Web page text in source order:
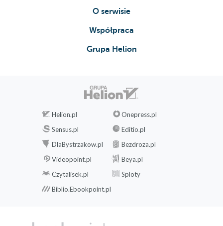
O serwisie
Współpraca
Grupa Helion
Helion.pl
Onepress.pl
Sensus.pl
Editio.pl
DlaBystrzakow.pl
Bezdroza.pl
Videopoint.pl
Beya.pl
Czytalisek.pl
Sploty
Biblio.Ebookpoint.pl